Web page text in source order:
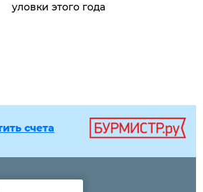
уловки этого года
счета